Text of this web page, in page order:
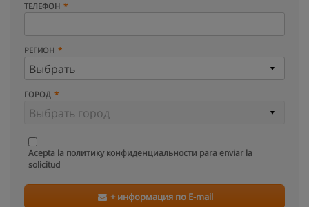
ТЕЛЕФОН
РЕГИОН
ГОРОД
Acepta la политику конфиденциальности para enviar la
solicitud
+ информация по E-mail